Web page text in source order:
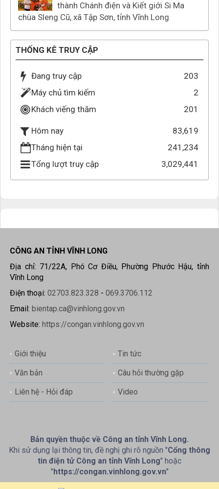
thành Chánh điện và Kiết giới Si Ma
chùa Sleng Cũ, xã Tập Sơn, tỉnh Vĩnh Long
THỐNG KÊ TRUY CẬP
Đang truy cập
203
Máy chủ tìm kiếm
2
Khách viếng thăm
201
Hôm nay
83,619
Tháng hiện tại
241,234
Tổng lượt truy cập
3,029,441
CÔNG AN TỈNH VĨNH LONG
Địa chỉ: 71/22A, Phó Cơ Điều, Phường Phước Hậu, tỉnh
Vĩnh Long
Điện thoại: 02703.823.328 - 069.3706.112
Email: bientap.ca@vinhlong.gov.vn
Website: https://congan.vinhlong.gov.vn
Giới thiệu Tin tức
Văn bản Câu hỏi thường gặp
Liên hệ - Hỏi đáp Video
Bản quyền thuộc về Công an tỉnh Vĩnh Long.
Khi sử dụng lại thông tin, đề nghị ghi rõ nguồn "Cổng thông
tin điện tử Công an tỉnh Vĩnh Long" hoặc
"https://congan.vinhlong.gov.vn"